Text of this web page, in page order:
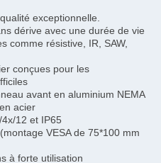
exceptionnelle.
dérive avec une durée de vie
comme résistive, IR, SAW,
conçues pour les
avant en aluminium NEMA
acier
12 et IP65
VESA de 75*100 mm
à forte utilisation